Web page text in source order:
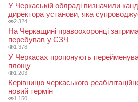
У Черкаській облраді визначили
директора установи, яка
2 324
На Черкащині правоохоронці
перебував у СЗЧ
1 378
У Черкасах пропонують
площу
1 203
Керівницю черкаського
новий термін
1 150